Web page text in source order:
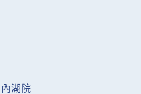
內湖院